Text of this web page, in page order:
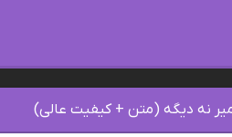
نه دیگه (متن + کیفیت عالی)